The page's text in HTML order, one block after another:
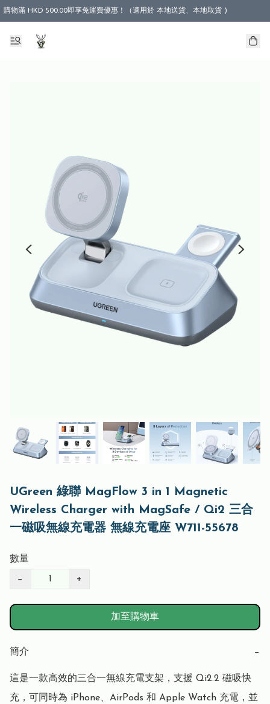
購物滿 HKD 500.00即享免運費優惠！（適用於 本地送貨、本地取貨 )
UGreen 綠聯 MagFlow 3 in 1 Magnetic
Wireless Charger with MagSafe / Qi2 三合
一磁吸無線充電器 無線充電座 W711-55678
數量
− +
加至購物車
簡介 −
這是一款高效的三合一無線充電支架，支援 Qi2.2 磁吸快
充，可同時為 iPhone、AirPods 和 Apple Watch 充電，並